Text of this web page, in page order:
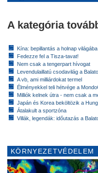
A kategória
Kína: bepillantás a holnap világába
Fedezze fel a Tisza-tavat!
Nem csak a tengerpart hívogat
Levendulaillatú csodavilág a
A vb, ami milliárdokat termel
Élményekkel teli hétvége a
Milliók kelnek útra - nem csak a
Japán és Korea beköltözik a
Átalakult a sportzóna
Villák, legendák: időutazás a
KÖRNYEZETVÉDELEM